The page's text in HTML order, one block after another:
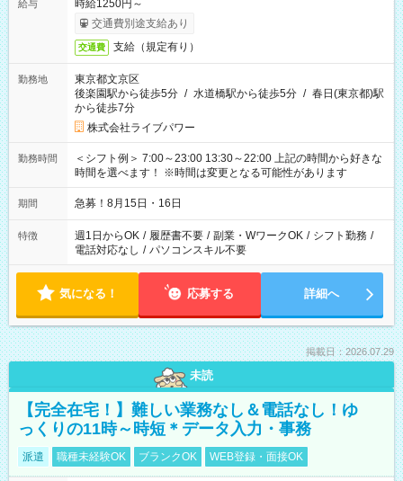
給与
時給1250円～
交通費別途支給あり
交通費 支給（規定有り）
勤務地
東京都文京区
後楽園駅から徒歩5分 / 水道橋駅から徒歩5分 / 春日(東京都)駅
から徒歩7分
株式会社ライブパワー
勤務時間
＜シフト例＞ 7:00～23:00 13:30～22:00 上記の時間から好きな
時間を選べます！ ※時間は変更となる可能性があります
期間 急募！8月15日・16日
特徴 週1日からOK / 履歴書不要 / 副業・WワークOK / シフト勤務 /
電話対応なし / パソコンスキル不要
気になる！ 応募する 詳細へ
掲載日：2026.07.29
未読
【完全在宅！】難しい業務なし＆電話なし！ゆ
っくりの11時～時短＊データ入力・事務
派遣 職種未経験OK ブランクOK WEB登録・面接OK